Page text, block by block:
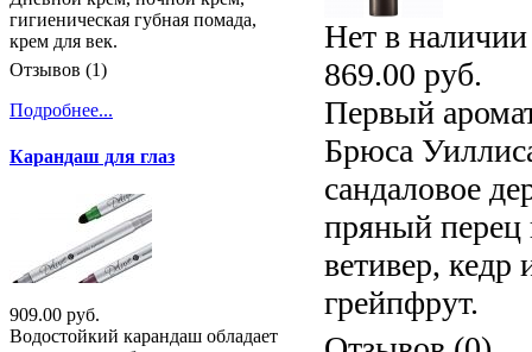
Нет в наличии
869.00 руб.
Первый
Брюса
сандаловое
пряный перец
ветивер, кедр
грейпфрут.
гигиеническая губная помада,
крем для век.
Отзывов (1)
Подробнее...
Карандаш для глаз
909.00 руб.
Водостойкий карандаш обладает